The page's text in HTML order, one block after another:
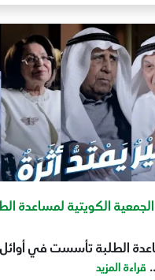
الكويتية لمساعدة
الطلبة تأسست في
قراءة المزيد